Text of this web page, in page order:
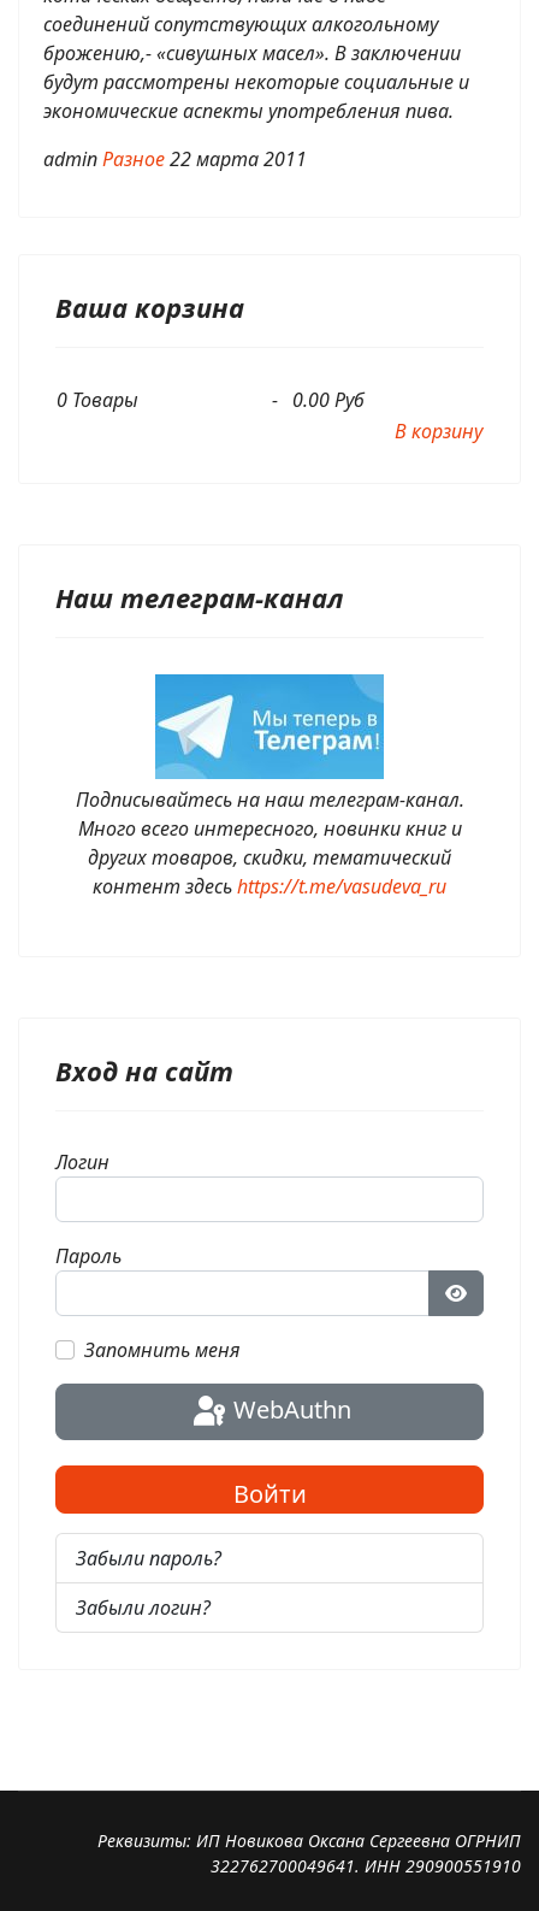
соединений сопутствующих алкогольному
брожению,- «сивушных масел». В заключении
будут рассмотре­ны некоторые социальные и
экономические аспекты употребления пива.
adminРазное22 марта 2011
Ваша корзина
0 Товары - 0.00 Руб
В корзину
Наш телеграм-канал
Подписывайтесь на наш телеграм-канал.
Много всего интересного, новинки книг и
других товаров, скидки, тематический
контент здесьhttps://t.me/vasudeva_ru
Вход на сайт
Логин
Пароль
Запомнить меня
WebAuthn
Войти
Забыли пароль?
Забыли логин?
Реквизиты: ИП Новикова Оксана Сергеевна ОГРНИП
322762700049641. ИНН 290900551910